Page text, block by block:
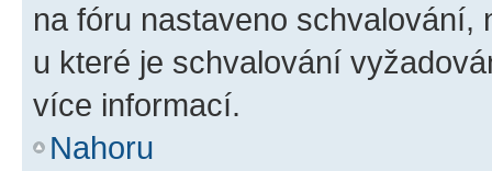
na fóru nastaveno schvalování,
u které je schvalování
více informací.
Nahoru